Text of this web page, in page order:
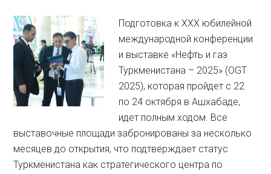
Подготовка к XXX юбилейной
международной конференции
и выставке «Нефть и газ
Туркменистана – 2025» (OGT
2025), которая пройдет с 22
по 24 октября в Ашхабаде,
идет полным ходом. Все
выставочные площади забронированы за несколько
месяцев до открытия, что подтверждает статус
Туркменистана как стратегического центра по